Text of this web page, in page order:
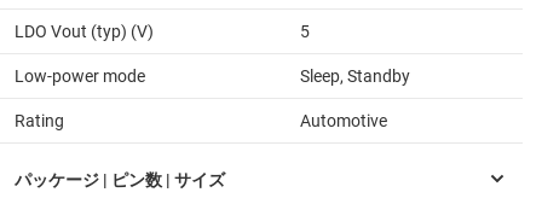
LDO Vout (typ) (V) 5
Low-power mode Sleep, Standby
Rating Automotive